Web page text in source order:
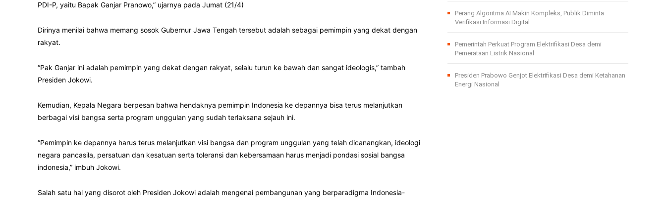
PDI-P, yaitu Bapak Ganjar Pranowo,” ujarnya pada Jumat (21/4)
Dirinya menilai bahwa memang sosok Gubernur Jawa Tengah tersebut adalah sebagai pemimpin yang dekat dengan
rakyat.
“Pak Ganjar ini adalah pemimpin yang dekat dengan rakyat, selalu turun ke bawah dan sangat ideologis,” tambah
Presiden Jokowi.
Kemudian, Kepala Negara berpesan bahwa hendaknya pemimpin Indonesia ke depannya bisa terus melanjutkan
berbagai visi bangsa serta program unggulan yang sudah terlaksana sejauh ini.
“Pemimpin ke depannya harus terus melanjutkan visi bangsa dan program unggulan yang telah dicanangkan, ideologi
negara pancasila, persatuan dan kesatuan serta toleransi dan kebersamaan harus menjadi pondasi sosial bangsa
indonesia,” imbuh Jokowi.
Salah satu hal yang disorot oleh Presiden Jokowi adalah mengenai pembangunan yang berparadigma Indonesia-
Perang Algoritma AI Makin Kompleks, Publik Diminta
Verifikasi Informasi Digital
Pemerintah Perkuat Program Elektrifikasi Desa demi
Pemerataan Listrik Nasional
Presiden Prabowo Genjot Elektrifikasi Desa demi Ketahanan
Energi Nasional